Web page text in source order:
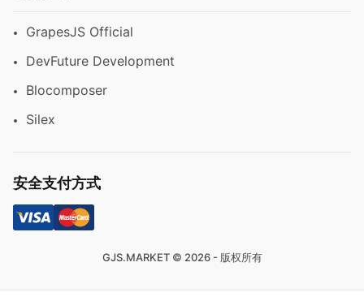
GrapesJS Official
DevFuture Development
Blocomposer
Silex
安全支付方式
GJS.MARKET © 2026 - 版权所有